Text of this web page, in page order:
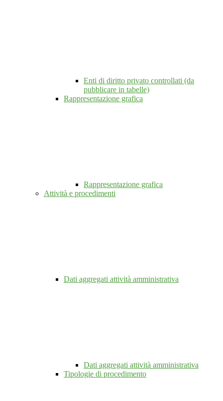
Enti di diritto privato controllati (da
pubblicare in tabelle)
Rappresentazione grafica
Rappresentazione grafica
Attività e procedimenti
Dati aggregati attività amministrativa
Dati aggregati attività amministrativa
Tipologie di procedimento